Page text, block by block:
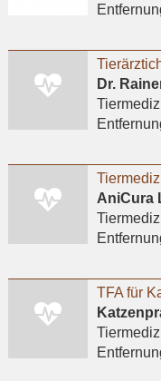
Dr.
AniCura
TFA für